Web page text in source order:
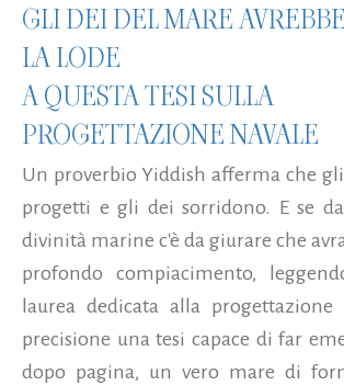
GLI DEI DEL MARE
LA LODE
A QUESTA TESI SULLA
PROGETTAZIONE NAVALE
Un proverbio Yiddish afferma che
progetti e gli dei sorridono. E se
divinità marine c'è da giurare che
profondo compiacimento,
laurea dedicata alla progettazione
precisione una tesi capace di far
dopo pagina, un vero mare di